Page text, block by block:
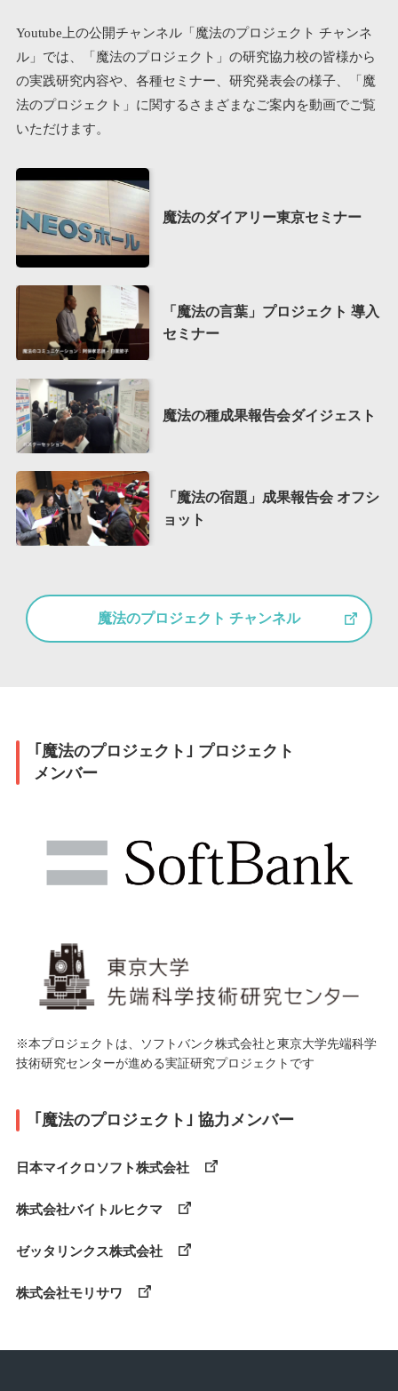
Youtube上の公開チャンネル「魔法のプロジェクト チャンネ
ル」では、
「魔法のプロジェクト」の研究協力校の皆様から
の実践研究内容や、 各種セミナー、研究発表会の様子、「魔
法のプロジェクト」に関する さまざまなご案内を動画でご覧
いただけます。
魔法のダイアリー東京セミナー
「魔法の言葉」プロジェクト 導入
セミナー
魔法の種成果報告会ダイジェスト
「魔法の宿題」成果報告会 オフシ
ョット
魔法のプロジェクト チャンネル
｢魔法のプロジェクト｣ プロジェクト
メンバー
※本プロジェクトは、ソフトバンク株式会社と東京大学先端科学
技術研究センターが進める実証研究プロジェクトです
｢魔法のプロジェクト｣ 協力メンバー
日本マイクロソフト株式会社
株式会社バイトルヒクマ
ゼッタリンクス株式会社
株式会社モリサワ